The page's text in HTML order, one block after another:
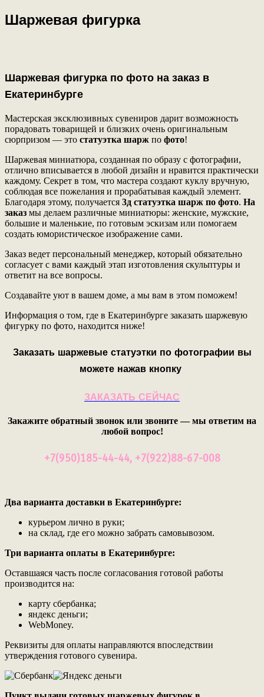
Шаржевая фигурка
Шаржевая фигурка по фото на заказ в
Екатеринбурге
Мастерская эксклюзивных сувениров дарит возможность
порадовать товарищей и близких очень оригинальным
сюрпризом — это статуэтка шарж по фото!
Шаржевая миниатюра, созданная по образу с фотографии,
отлично вписывается в любой дизайн и нравится практически
каждому. Секрет в том, что мастера создают куклу вручную,
соблюдая все пожелания и прорабатывая каждый элемент.
Благодаря этому, получается 3д статуэтка шарж по фото. На
заказ мы делаем различные миниатюры: женские, мужские,
большие и маленькие, по готовым эскизам или помогаем
создать юмористическое изображение сами.
Заказ ведет персональный менеджер, который обязательно
согласует с вами каждый этап изготовления скульптуры и
ответит на все вопросы.
Создавайте уют в вашем доме, а мы вам в этом поможем!
Информация о том, где в Екатеринбурге заказать шаржевую
фигурку по фото, находится ниже!
Заказать шаржевые статуэтки по фотографии вы
можете нажав кнопку
ЗАКАЗАТЬ СЕЙЧАС
Закажите обратный звонок или звоните — мы ответим на
любой вопрос!
+7(950)185-44-44, +7(922)88-67-008
Два варианта доставки в Екатеринбурге:
курьером лично в руки;
на склад, где его можно забрать самовывозом.
Три варианта оплаты в Екатеринбурге:
Оставшаяся часть после согласования готовой работы
производится на:
карту сбербанка;
яндекс деньги;
WebMoney.
Реквизиты для оплаты направляются впоследствии
утверждения готового сувенира.